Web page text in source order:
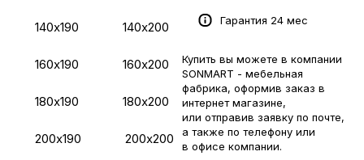
140х190 140х200
160х190 160х200
180х190 180х200
200х190 200х200
Гарантия 24 мес
Купить вы можете в компании
SONMART - мебельная
фабрика, оформив заказ в
интернет магазине,
или отправив заявку по почте,
а также по телефону или
в офисе компании.